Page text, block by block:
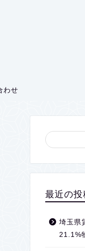
わせ
最近の投
埼玉県
21.1%